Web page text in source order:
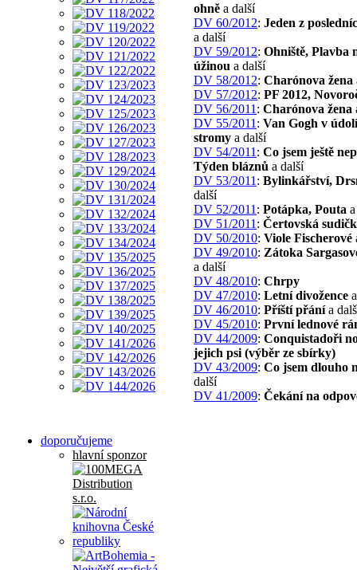
doporučujeme
hlavní sponzor
ohně a další
DV 60/2012: Jeden z
a další
DV 59/2012: Ohniště, Plavba
úžinou a další
DV 58/2012: Charónova žena
DV 57/2012: PF 2012,
DV 56/2011 : Charónova žena
DV 55/2011 : Van Gogh v
stromy a další
DV 54/2011 : Co jsem ještě
Týden bláznů a další
DV 53/2011 : Bylinkářství,
další
DV 52/2011 : Potápka, Pouta
DV 51/2011 : Čertovská
DV 50/2010: Viole Fischerové
DV 49/2010: Zátoka
a další
DV 48/2010: Chrpy
DV 47/2010: Letní divožence
DV 46/2010: Příští přánía
DV 45/2010: První lednové
DV 44/2009: Conquistadoři
jejich psi (výběr ze sbírky)
DV 43/2009: Co jsem dlouho
další
DV 41/2009: Čekání na